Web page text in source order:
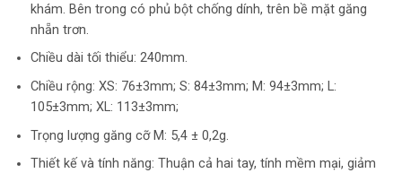
khám. Bên trong có phủ bột chống dính, trên bề mặt găng
nhẵn trơn.
Chiều dài tối thiểu: 240mm.
Chiều rộng: XS: 76±3mm; S: 84±3mm; M: 94±3mm; L:
105±3mm; XL: 113±3mm;
Trọng lượng găng cỡ M: 5,4 ± 0,2g.
Thiết kế và tính năng: Thuận cả hai tay, tính mềm mại, giảm